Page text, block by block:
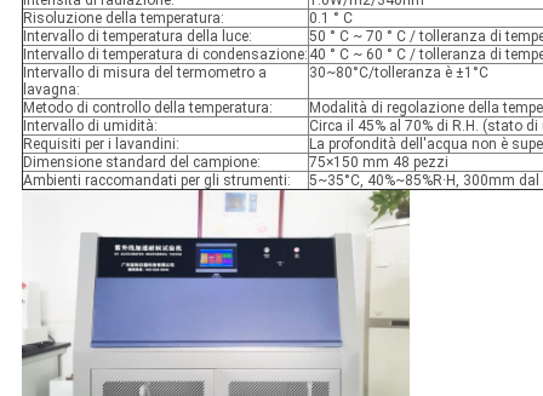
Risoluzione della temperatura:
0.1 ° C
Intervallo di temperatura della luce:
50 ° C ~ 70 ° C / tolleranza di
Intervallo di temperatura di condensazione: 40 ° C ~ 60 ° C / tolleranza di
Intervallo di misura del termometro a
lavagna:
30~80°C/tolleranza è ±1°C
Metodo di controllo della temperatura:
Modalità di regolazione della
Intervallo di umidità:
Circa il 45% al 70% di R.H. (stato
Requisiti per i lavandini:
La profondità dell'acqua non è
Dimensione standard del campione:
75×150 mm 48 pezzi
Ambienti raccomandati per gli strumenti:
5~35°C, 40%~85%R·H, 300mm